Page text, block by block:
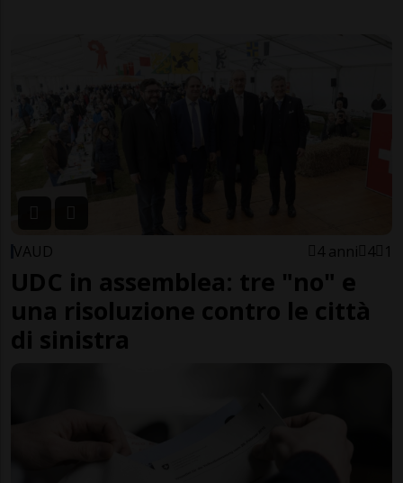
VAUD 4 anni 4 1
UDC in assemblea: tre "no" e
una risoluzione contro le città
di sinistra